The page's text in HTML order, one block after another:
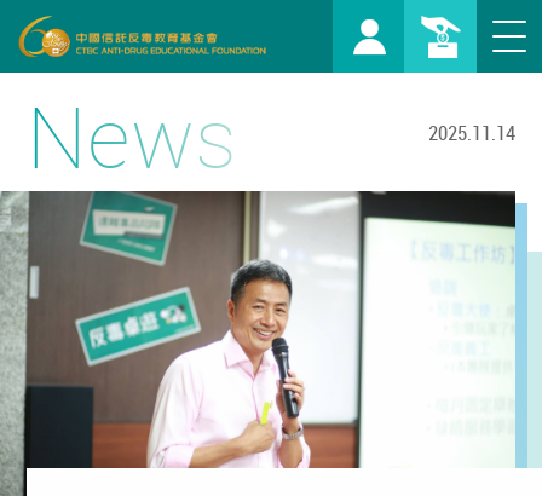
2025.11.14
News